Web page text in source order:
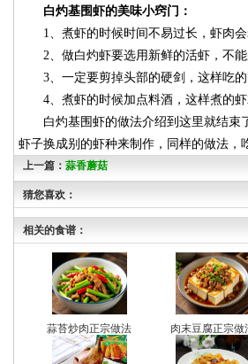
白灼基围虾的美味小窍门：
1、煮虾的时候时间不易过长，虾肉会
2、做白灼虾要选用新鲜的活虾，不能
3、一定要剪掉头部的硬剑，这样吃的
4、煮虾的时候加点料酒，这样煮的虾
白灼基围虾的做法介绍到这里就结束
虾子换成别的虾种来制作，同样的做法，
上一篇： 蒜香蘑菇
猜您喜欢：
相关的食谱：
蒜苔炒肉正宗做法 肉末豆腐正宗做